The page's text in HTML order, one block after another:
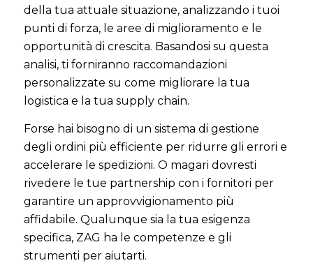
della tua attuale situazione, analizzando i tuoi
punti di forza, le aree di miglioramento e le
opportunità di crescita. Basandosi su questa
analisi, ti forniranno raccomandazioni
personalizzate su come migliorare la tua
logistica e la tua supply chain.
Forse hai bisogno di un sistema di gestione
degli ordini più efficiente per ridurre gli errori e
accelerare le spedizioni. O magari dovresti
rivedere le tue partnership con i fornitori per
garantire un approvvigionamento più
affidabile. Qualunque sia la tua esigenza
specifica, ZAG ha le competenze e gli
strumenti per aiutarti.